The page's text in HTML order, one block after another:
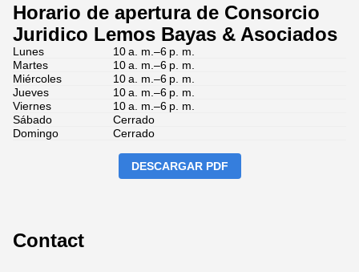
Horario de apertura de Consorcio
Juridico Lemos Bayas & Asociados
Lunes
10 a. m.–6 p. m.
Martes
10 a. m.–6 p. m.
Miércoles
10 a. m.–6 p. m.
Jueves
10 a. m.–6 p. m.
Viernes
10 a. m.–6 p. m.
Sábado
Cerrado
Domingo
Cerrado
DESCARGAR PDF
Contact